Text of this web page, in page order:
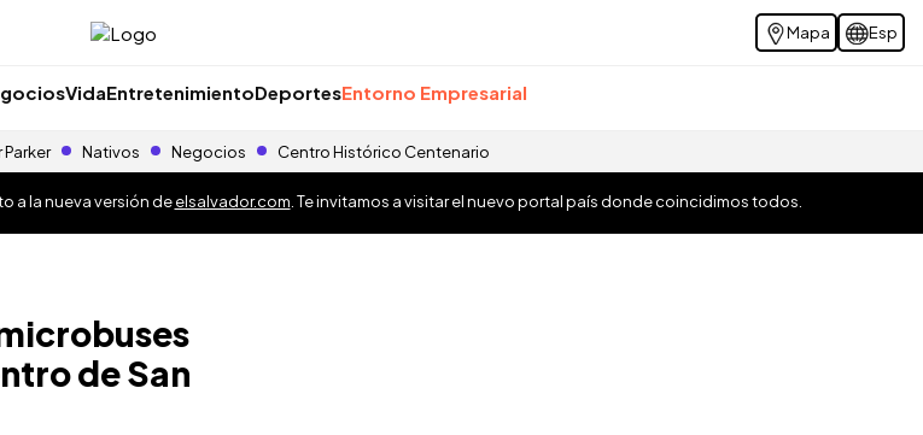
Mapa Esp
VidaEntretenimientoDeportesEntorno Empresarial
Parker Nativos Negocios Centro Histórico Centenario
a la nueva versión deelsalvador.com . Te invitamos a visitar el nuevo portal país donde coincidimos todos.
de San